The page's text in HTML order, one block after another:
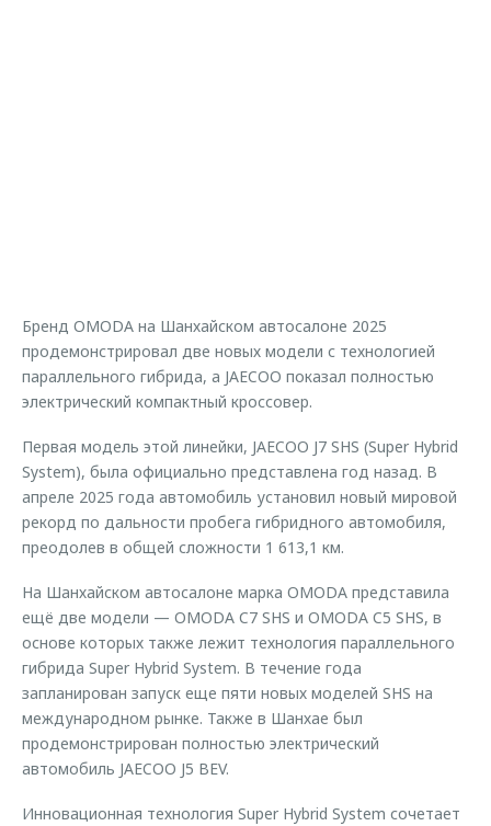
Бренд OMODA на Шанхайском автосалоне 2025
продемонстрировал две новых модели с технологией
параллельного гибрида, а JAECOO показал полностью
электрический компактный кроссовер.
Первая модель этой линейки, JAECOO J7 SHS (Super Hybrid
System), была официально представлена год назад. В
апреле 2025 года автомобиль установил новый мировой
рекорд по дальности пробега гибридного автомобиля,
преодолев в общей сложности 1 613,1 км.
На Шанхайском автосалоне марка OMODA представила
ещё две модели — OMODA C7 SHS и OMODA C5 SHS, в
основе которых также лежит технология параллельного
гибрида Super Hybrid System. В течение года
запланирован запуск еще пяти новых моделей SHS на
международном рынке. Также в Шанхае был
продемонстрирован полностью электрический
автомобиль JAECOO J5 BEV.
Инновационная технология Super Hybrid System сочетает